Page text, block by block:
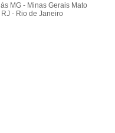
MG - Minas Gerais Mato
RJ - Rio de Janeiro